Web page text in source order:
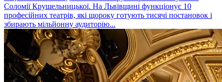
Соломії Крушельницької. На Львівщині функціонує 10
професійних театрів, які щороку готують тисячі постановок і
збирають мільйонну аудиторію...